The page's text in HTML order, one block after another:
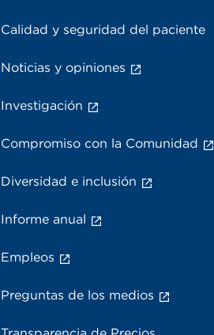
Calidad y seguridad del paciente
Noticias y opiniones
Investigación
Compromiso con la Comunidad
Diversidad e inclusión
Informe anual
Empleos
Preguntas de los medios